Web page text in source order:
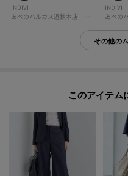
INDIVI
あべのハルカス近鉄本店 インディヴィ
INDIVI
その他の
このアイテム